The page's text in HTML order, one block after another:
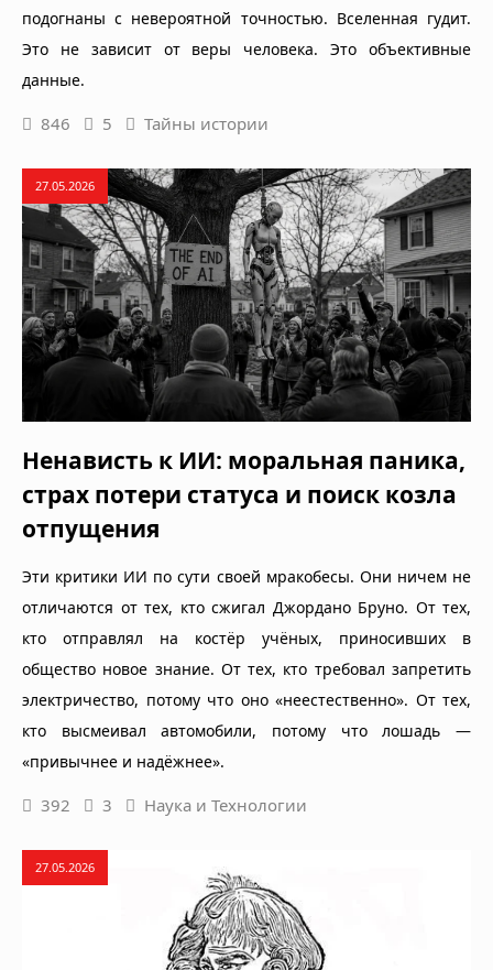
подогнаны с невероятной точностью. Вселенная гудит.
Это не зависит от веры человека. Это объективные
данные.
846 5 Тайны истории
27.05.2026
Ненависть к ИИ: моральная паника,
страх потери статуса и поиск козла
отпущения
Эти критики ИИ по сути своей мракобесы. Они ничем не
отличаются от тех, кто сжигал Джордано Бруно. От тех,
кто отправлял на костёр учёных, приносивших в
общество новое знание. От тех, кто требовал запретить
электричество, потому что оно «неестественно». От тех,
кто высмеивал автомобили, потому что лошадь —
«привычнее и надёжнее».
392 3 Наука и Технологии
27.05.2026